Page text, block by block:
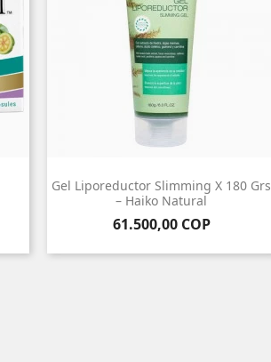
Gel Liporeductor Slimming X 180 Grs
– Haiko Natural
Precio
61.500,00 COP